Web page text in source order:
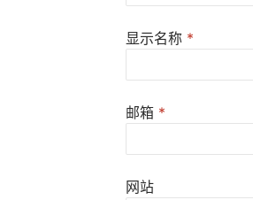
显示名称 *
邮箱 *
网站